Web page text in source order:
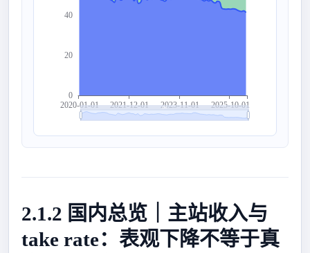
0
20
40
2020-01-01 2021-12-01 2023-11-01 2025-10-01
2.1.2 国内总览｜主站收入与
take rate：表观下降不等于真